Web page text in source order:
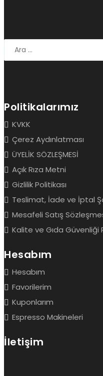
Politikalarımız
KVKK
Çerez Aydınlatması
ÜYELİK SÖZLEŞMESİ
Açık Rıza Metni
Gizlilik Politikası
Teslimat, İade ve İptal
Mesafeli Satış
Kalite ve Gıda Güvenliği
Hesabım
Hesabım
Favorilerim
Kuponlarım
Espresso Makineleri
İletişim